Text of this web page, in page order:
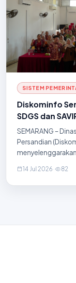
SISTEM
Diskominfo
SDGS dan
Digital
SEMARANG –
Persandian
Assistant) kepada
Kecamatan
(14/7).
14 Jul 2026 · 82